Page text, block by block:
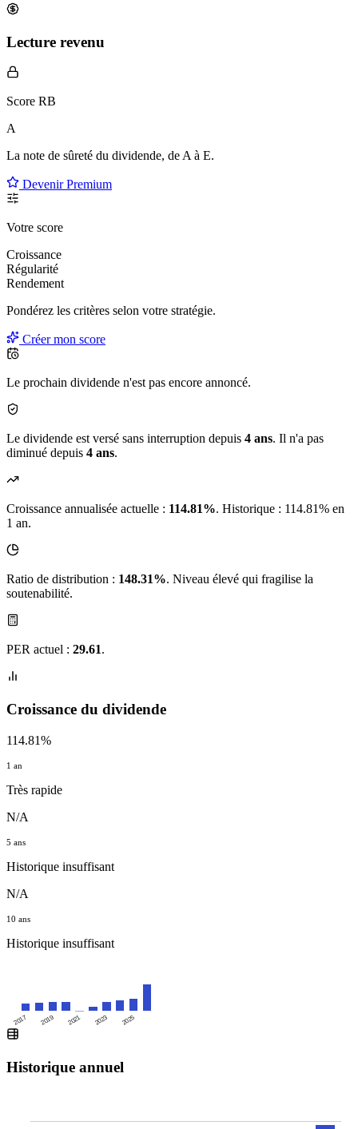
Lecture revenu
Score RB
A
La note de sûreté du dividende, de A à E.
Devenir Premium
Votre score
Croissance
Régularité
Rendement
Pondérez les critères selon votre stratégie.
Créer mon score
Le prochain dividende n'est pas encore annoncé.
Le dividende est versé sans interruption depuis 4 ans. Il n'a pas
diminué depuis 4 ans.
Croissance annualisée actuelle : 114.81%. Historique : 114.81% en
1 an.
Ratio de distribution : 148.31%. Niveau élevé qui fragilise la
soutenabilité.
PER actuel : 29.61.
Croissance du dividende
114.81%
1 an
Très rapide
N/A
5 ans
Historique insuffisant
N/A
10 ans
Historique insuffisant
2017 2019 2021 2023 2025
Historique annuel